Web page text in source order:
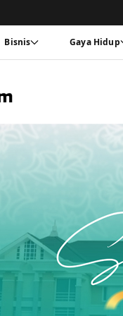
Bisnis Gaya Hidup